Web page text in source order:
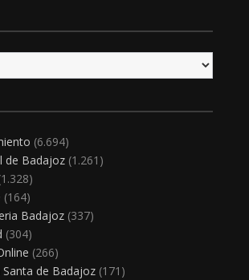
(6.694)
de Badajoz(1.261)
(164)
Badajoz(337)
(304)
(266)
Santa de Badajoz(171)